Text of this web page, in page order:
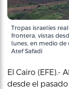
Tropas israelíes
frontera, vistas
lunes, en medio de
Atef Safadi
El Cairo (EFE).-
desde el